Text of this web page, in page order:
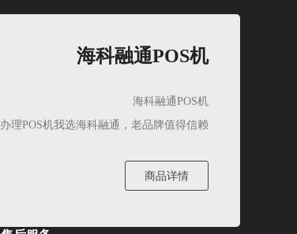
海科融通POS机
海科融通POS机
办理POS机我选海科融通，老品牌值得信赖
商品详情